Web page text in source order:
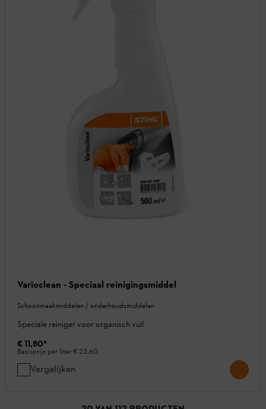
Varioclean - Speciaal reinigingsmiddel
Schoonmaakmiddelen / onderhoudsmiddelen
Speciale reiniger voor organisch vuil
€ 11,80*
Basisprijs per liter€ 23,60
Vergelijken